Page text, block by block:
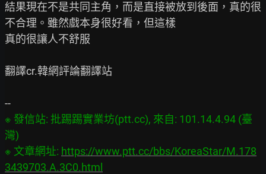
結果現在不是共同主角，而是直接被放到後面，真的很
不合理。雖然戲本身很好看，但這樣
真的很讓人不舒服
翻譯cr.韓網評論翻譯站
※ 發信站: 批踢踢實業坊(ptt.cc), 來自: 101.14.4.94 (臺
灣)
※ 文章網址: https://www.ptt.cc/bbs/KoreaStar/M.178
3439703.A.3C0.html